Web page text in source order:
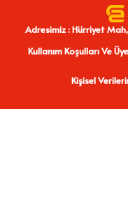
Adresimiz : Hürriyet
Kullanım Koşulları Ve
Kişisel